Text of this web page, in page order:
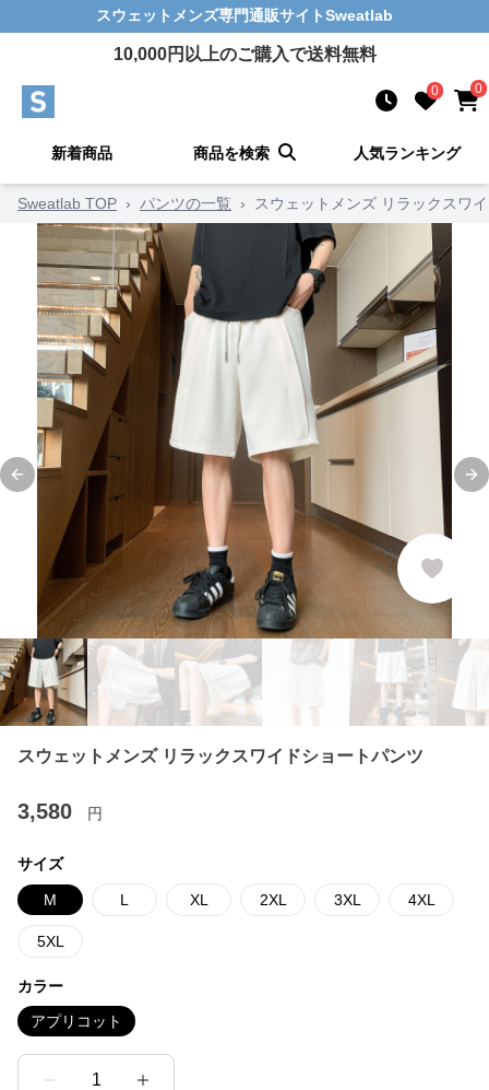
スウェットメンズ専門通販サイトSweatlab
10,000円以上のご購入で送料無料
0 0
新着商品 商品を検索 人気ランキング
Sweatlab TOP › パンツの一覧 › スウェットメンズ リラックスワ
Previous slide
スウェットメンズ リラックスワイドショートパンツ
3,580 円
サイズ
M L XL 2XL 3XL 4XL
5XL
カラー
アプリコット
1